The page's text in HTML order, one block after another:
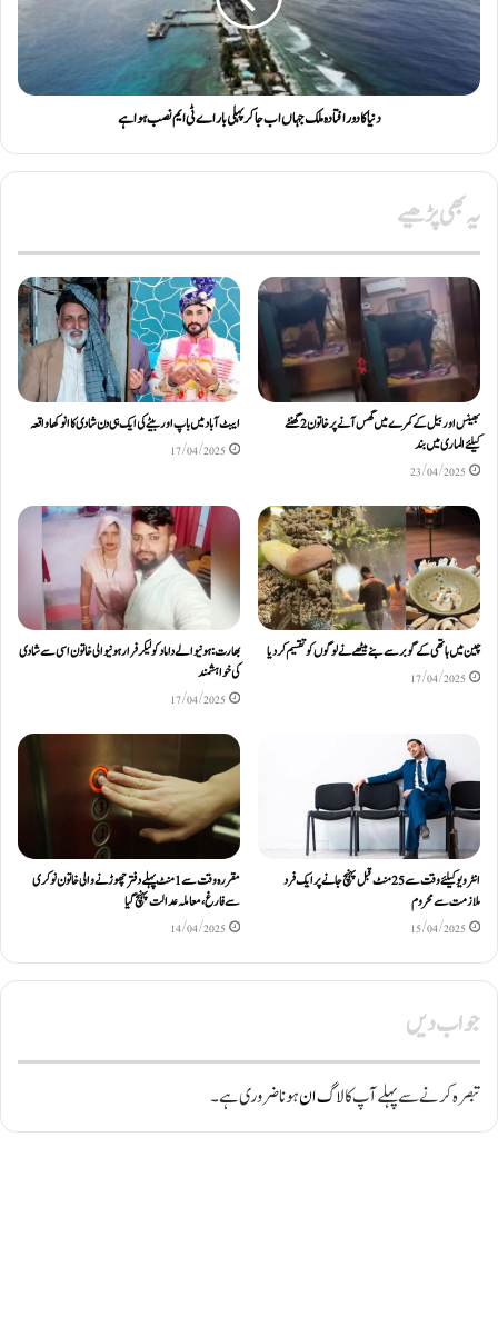
دنیا کا دور افتادہ ملک جہاں اب جاکر پہلی بار اے ٹی ایم نصب ہوا ہے
یہ بھی پڑھیے
بھینس اور بیل کے کمرے میں گھس آنے پر خاتون 2 گھنٹے
کیلئےالماری میں بند
23/04/2025
ایبٹ آباد میں باپ اور بیٹے کی ایک ہی دن شادی کا انوکھا واقعہ
17/04/2025
چین میں ہاتھی کے گوبر سے بنے میٹھے نے لوگوں کو تقسیم کردیا
17/04/2025
بھارت: ہونیوالے داماد کو لیکر فرار ہونیوالی خاتون اسی سے شادی
کی خواہشمند
17/04/2025
انٹرویو کیلئے وقت سے 25 منٹ قبل پہنچ جانے پر ایک فرد
ملازمت سے محروم
15/04/2025
مقررہ وقت سے 1 منٹ پہلے دفتر چھوڑنے والی خاتون نوکری
سے فارغ، معاملہ عدالت پہنچ گیا
14/04/2025
جواب دیں
تبصرہ کرنے سے پہلے آپ کالاگ انہونا ضروری ہے۔